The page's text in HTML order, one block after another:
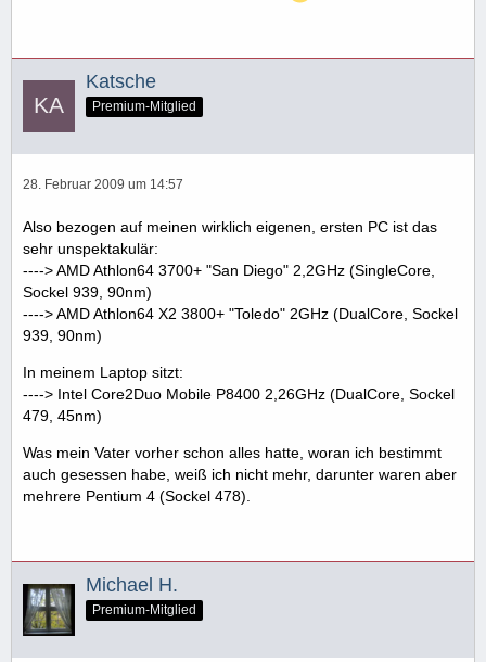
Katsche
Premium-Mitglied
28. Februar 2009 um 14:57
Also bezogen auf meinen wirklich eigenen, ersten PC ist das
sehr unspektakulär:
----> AMD Athlon64 3700+ "San Diego" 2,2GHz (SingleCore,
Sockel 939, 90nm)
----> AMD Athlon64 X2 3800+ "Toledo" 2GHz (DualCore, Sockel
939, 90nm)
In meinem Laptop sitzt:
----> Intel Core2Duo Mobile P8400 2,26GHz (DualCore, Sockel
479, 45nm)
Was mein Vater vorher schon alles hatte, woran ich bestimmt
auch gesessen habe, weiß ich nicht mehr, darunter waren aber
mehrere Pentium 4 (Sockel 478).
Michael H.
Premium-Mitglied